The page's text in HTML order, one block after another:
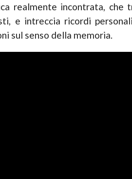
realmente incontrata, che
e intreccia ricordi
sul senso della memoria.